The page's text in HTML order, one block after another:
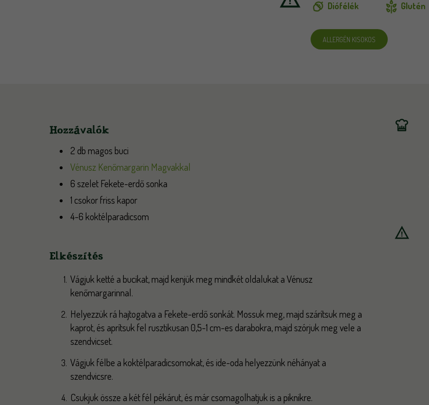
Diófélék Glutén
ALLERGÉN KISOKOS
Hozzávalók
2 db magos buci
Vénusz Kenőmargarin Magvakkal
6 szelet Fekete-erdő sonka
1 csokor friss kapor
4-6 koktélparadicsom
Elkészítés
Vágjuk ketté a bucikat, majd kenjük meg mindkét oldalukat a Vénusz
kenőmargarinnal.
Helyezzük rá hajtogatva a Fekete-erdő sonkát. Mossuk meg, majd szárítsuk meg a
kaprot, és aprítsuk fel rusztikusan 0,5-1 cm-es darabokra, majd szórjuk meg vele a
szendvicset.
Vágjuk félbe a koktélparadicsomokat, és ide-oda helyezzünk néhányat a
szendvicsre.
Csukjuk össze a két fél pékárut, és már csomagolhatjuk is a piknikre.